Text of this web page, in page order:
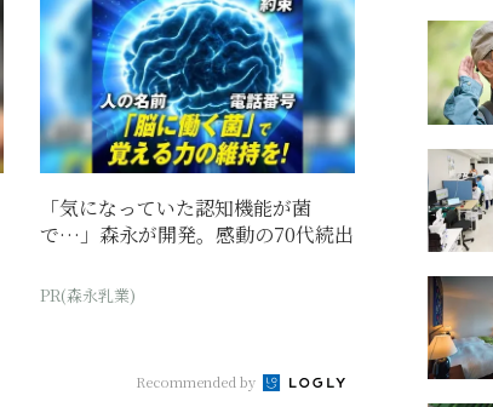
「気になっていた認知機能が菌
で…」森永が開発。感動の70代続出
PR(森永乳業)
Recommended by